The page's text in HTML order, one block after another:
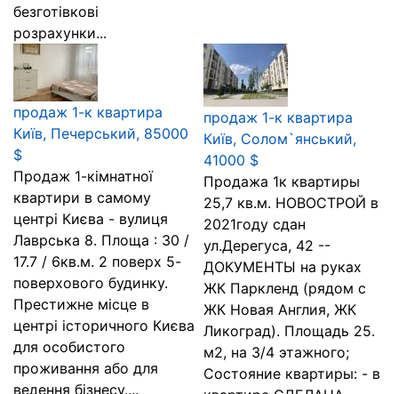
безготівкові
розрахунки...
продаж 1-к квартира
Київ, Печерський, 85000
$
Продаж 1-кімнатної
квартири в самому
центрі Києва - вулиця
Лаврська 8. Площа : 30 /
17.7 / 6кв.м. 2 поверх 5-
поверхового будинку.
Престижне місце в
центрі історичного Києва
для особистого
проживання або для
ведення бізнесу....
продаж 1-к квартира
Київ, Солом`янський,
41000 $
Продажа 1к квартиры
25,7 кв.м. НОВОСТРОЙ в
2021году сдан
ул.Дерегуса, 42 --
ДОКУМЕНТЫ на руках
ЖК Паркленд (рядом с
ЖК Новая Англия, ЖК
Ликоград). Площадь 25.
м2, на 3/4 этажного;
Состояние квартиры: - в